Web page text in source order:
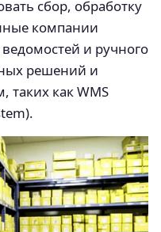
сбор, обработку
компании
и ручного
решений и
таких как WMS